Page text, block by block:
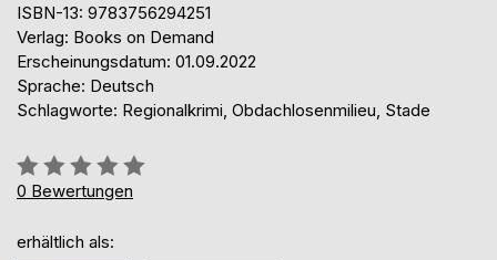
ISBN-13: 9783756294251
Verlag: Books on Demand
Erscheinungsdatum: 01.09.2022
Sprache: Deutsch
Schlagworte: Regionalkrimi, Obdachlosenmilieu, Stade
Bewertung::
0%
0 Bewertungen
erhältlich als: